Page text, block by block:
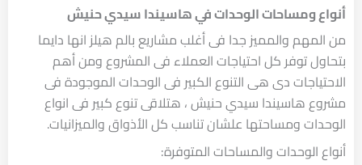
أنواع ومساحات الوحدات في هاسيندا سيدي حنيش
من المهم والمميز جدا فى أغلب مشاريع بالم هيلز انها دايما
بتحاول توفر كل احتياجات العملاء فى المشروع ومن أهم
الاحتياجات دى هى التنوع الكبير فى الوحدات الموجودة فى
مشروع هاسيندا سيدي حنيش ، هتلاقى تنوع كبير فى انواع
الوحدات ومساحتها علشان تناسب كل الأذواق والميزانيات.
أنواع الوحدات والمساحات المتوفرة: